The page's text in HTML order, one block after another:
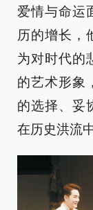
爱情与命运
历的增长，
为对时代的
的艺术形象
的选择、妥
在历史洪流